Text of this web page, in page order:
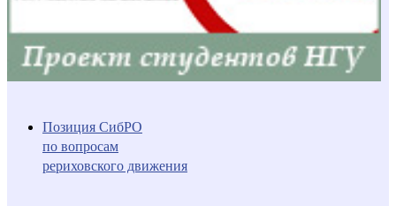
Позиция СибРО
по вопросам
рериховского движения